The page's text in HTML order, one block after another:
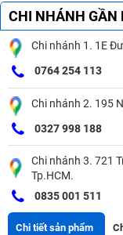
CHI NHÁNH GẦN
Chi nhánh 1. 1E
0764 254 113
Chi nhánh 2. 195
0327 998 188
Chi nhánh 3. 721
Tp.HCM.
0835 001 511
Chi tiết sản phẩm